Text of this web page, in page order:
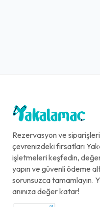
Rezervasyon ve
çevrenizdeki fırsatları
işletmeleri keşfedin,
yapın ve güvenli ödeme
sorunsuzca tamamlayın.
anınıza değer katar!